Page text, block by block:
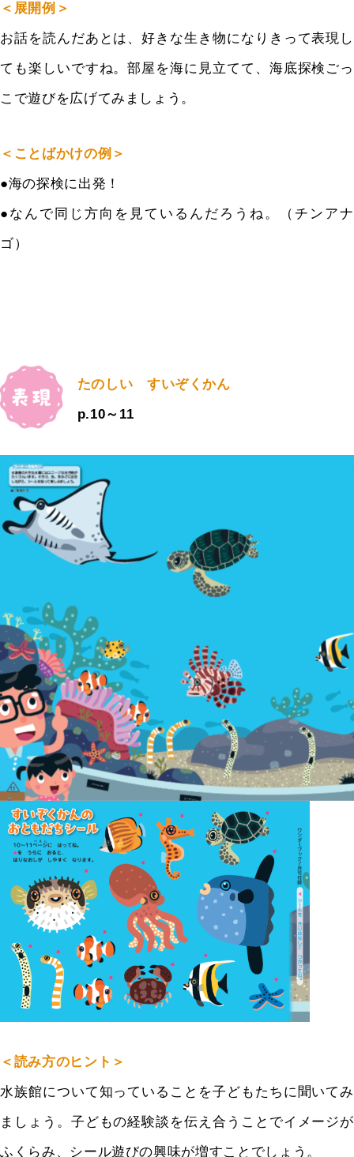
＜展開例＞
お話を読んだあとは、好きな生き物になりきって表現し
ても楽しいですね。部屋を海に見立てて、海底探検ごっ
こで遊びを広げてみましょう。
＜ことばかけの例＞
●海の探検に出発！
●なんで同じ方向を見ているんだろうね。（チンアナ
ゴ）
たのしい すいぞくかん
p.10～11
＜読み方のヒント＞
水族館について知っていることを子どもたちに聞いてみ
ましょう。子どもの経験談を伝え合うことでイメージが
ふくらみ、シール遊びの興味が増すことでしょう。